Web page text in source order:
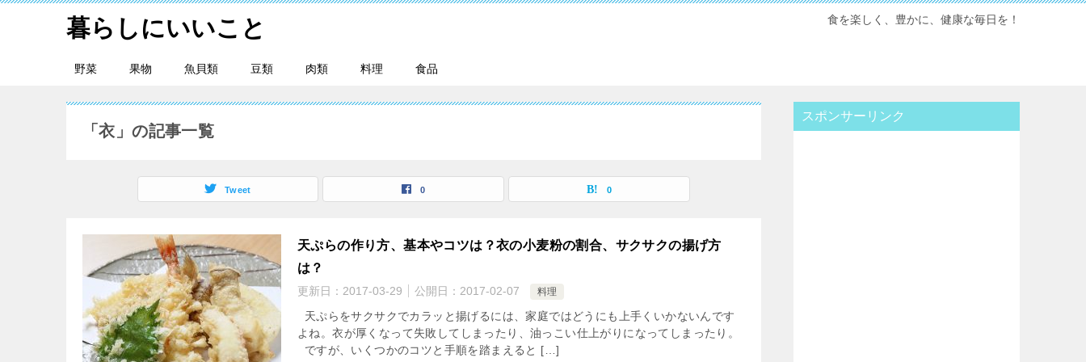
暮らしにいいこと 食を楽しく、豊かに、健康な毎日を！
野菜 果物 魚貝類 豆類 肉類 料理 食品
「衣」の記事一覧
Tweet 0 0
天ぷらの作り方、基本やコツは？衣の小麦粉の割合、サクサクの揚げ方
は？
更新日： 2017-03-29 公開日： 2017-02-07 料理
天ぷらをサクサクでカラッと揚げるには、家庭ではどうにも上手くいかないんです
よね。衣が厚くなって失敗してしまったり、油っこい仕上がりになってしまったり。
ですが、いくつかのコツと手順を踏まえると […]
スポンサーリンク